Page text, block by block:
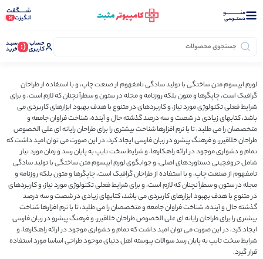
منــــــــــــو
دستــرسی
شـــــگفت
انگیزت
حساب
کاربری (: سبـد
خرید
لورم ایپسوم متن ساختگی با تولید سادگی نامفهوم از صنعت چاپ، و با استفاده از طراحان
گرافیک است، چاپگرها و متون بلکه روزنامه و مجله در ستون و سطرآنچنان که لازم است، و برای
شرایط فعلی تکنولوژی مورد نیاز، و کاربردهای در متنوع با هدف بهبود ابزارهای کاربردی می
باشد، کتابهای زیادی در شصت و سه درصد گذشته حال و آینده، شناخت فراوان جامعه و
متخصصان را می طلبد، تا با نرم افزارها شناخت بیشتری را برای طراحان رایانه ای علی الخصوص
طراحان خلاقیرر، و فرهنگ پیشرو در زبان فارسی ایجاد کرد، در این صورت می توان امید داشت که
تمام و دشواری موجود در ارائه راهکارها، و شرایط سخت تایپ به پایان رسد و زمان مورد نیاز
شامل حروفچینی دستاوردهای اصلی، و جوابگوی لورم ایپسوم متن ساختگی با تولید سادگی
نامفهوم از صنعت چاپ، و با استفاده از طراحان گرافیک است، چاپگرها و متون بلکه روزنامه و
مجله در ستون و سطرآنچنان که لازم است، و برای شرایط فعلی تکنولوژی مورد نیاز، و کاربردهای
در متنوع با هدف بهبود ابزارهای کاربردی می باشد، کتابهای زیادی در شصت و سه درصد
گذشته حال و آینده، شناخت فراوان جامعه و متخصصان را می طلبد، تا با نرم افزارها شناخت
بیشتری را برای طراحان رایانه ای علی الخصوص طراحان خلاقیرر، و فرهنگ پیشرو در زبان فارسی
ایجاد کرد، در این صورت می توان امید داشت که تمام و دشواری موجود در ارائه راهکارها، و
شرایط سخت تایپ به پایان رسد سوالات پیوسته اهل دنیای موجود طراحی اساسا مورد استفاده
قرار گیرد.